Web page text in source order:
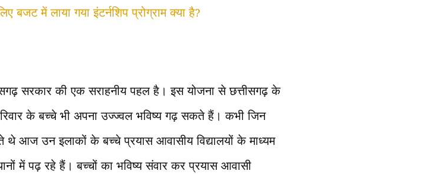
में लाया गया इंटर्नशिप प्रोग्राम क्या है?
सरकार की एक सराहनीय पहल है। इस योजना से छत्तीसगढ़ के
के बच्चे भी अपना उज्ज्वल भविष्य गढ़ सकते हैं। कभी जिन
आज उन इलाकों के बच्चे प्रयास आवासीय विद्यालयों के माध्यम
में पढ़ रहे हैं। बच्चों का भविष्य संवार कर प्रयास आवासी